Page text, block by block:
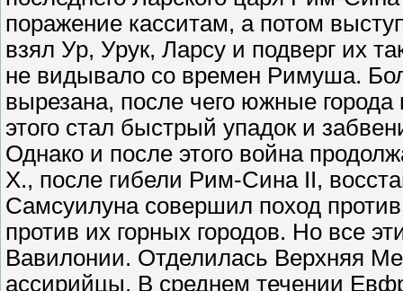
поражение касситам, а потом
взял Ур, Урук, Ларсу и подверг их
не видывало со времен Римуша.
вырезана, после чего южные
этого стал быстрый упадок и
Однако и после этого война
Х., после гибели Рим-Сина II,
Самсуилуна совершил поход
против их горных городов. Но все
Вавилонии. Отделилась Верхняя
ассирийцы. В среднем течении